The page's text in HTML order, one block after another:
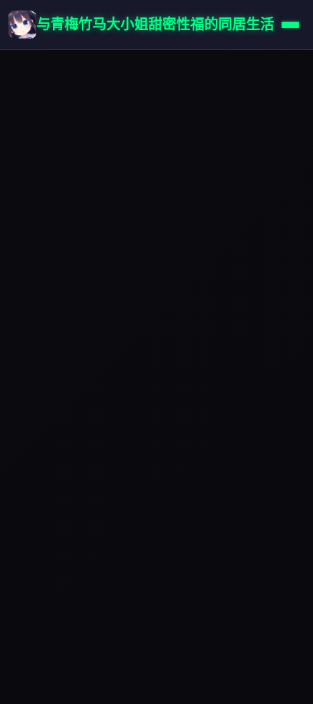
与青梅竹马大小姐甜密性福的同居生活